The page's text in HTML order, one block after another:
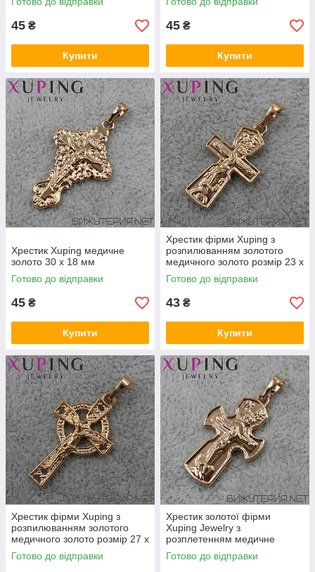
45 ₴
Купити
45 ₴
Купити
Хрестик Xuping медичне
золото 30 х 18 мм
Готово до відправки
45 ₴
Купити
Хрестик фірми Xuping з
розпилюванням золотого
медичного золото розмір 23 х
13 мм
Готово до відправки
43 ₴
Купити
Хрестик фірми Xuping з
розпилюванням золотого
медичного золото розмір 27 х
15 мм
Готово до відправки
Хрестик золотої фірми
Xuping Jewelry з
розплетенням медичне
золото розмір 25 х 15 мм
Готово до відправки